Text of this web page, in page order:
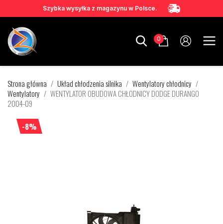
Szybka wysyłka z magazynu w Polsce.
0
Strona główna Układ chłodzenia silnika
Wentylatory chłodnicy
Wentylatory
WENTYLATOR OBUDOWA CHŁODNICY DODGE DURANGO
2004-09
-8%